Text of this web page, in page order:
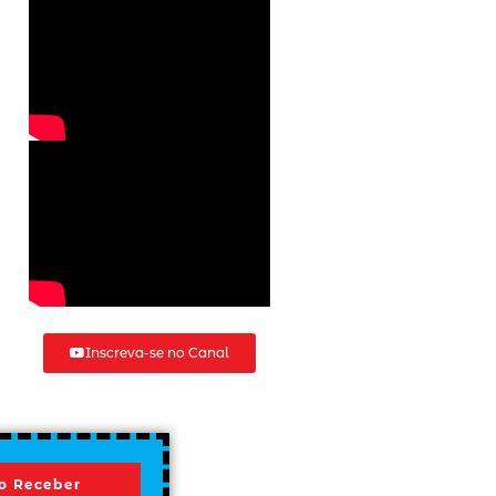
Inscreva-se no Canal
Receber